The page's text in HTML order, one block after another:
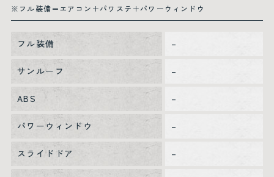
※フル装備＝エアコン＋パワステ＋パワーウィンドウ
フル装備 –
サンルーフ –
ABS –
パワーウィンドウ –
スライドドア –